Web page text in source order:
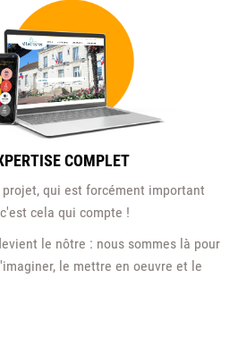
COMPLET
projet, qui est forcément important
cela qui compte !
le nôtre : nous sommes là pour
le mettre en oeuvre et le